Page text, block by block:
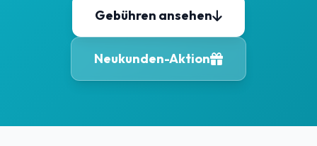
Gebühren ansehen
Neukunden-Aktion